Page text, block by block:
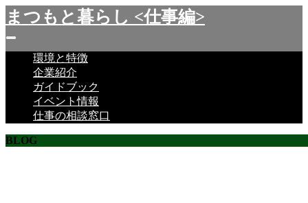
まつもと暮らし <仕事編>
環境と特徴
企業紹介
ガイドブック
イベント情報
仕事の相談窓口
BLOG